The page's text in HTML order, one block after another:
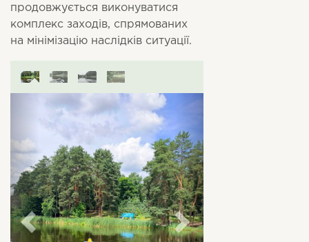
продовжується виконуватися
комплекс заходів, спрямованих
на мінімізацію наслідків ситуації.